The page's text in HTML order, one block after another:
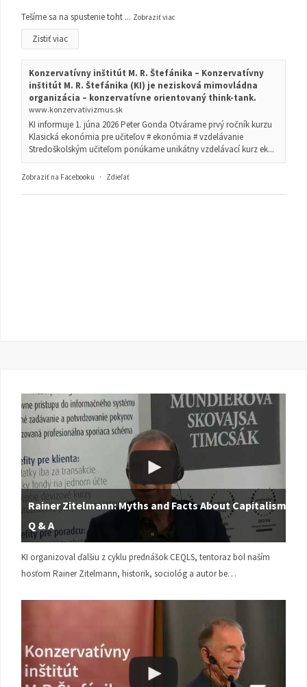
Tešíme sa na spustenie toht ... Zobraziť viac
Zistiť viac
Konzervatívny inštitút M. R. Štefánika – Konzervatívny
inštitút M. R. Štefánika (KI) je nezisková mimovládna
organizácia – konzervatívne orientovaný think-tank.
www.konzervativizmus.sk
KI informuje 1. júna 2026 Peter Gonda Otvárame prvý ročník kurzu
Klasická ekonómia pre učiteľov # ekonómia # vzdelávanie
Stredoškolským učiteľom ponúkame unikátny vzdelávací kurz ek...
Zobraziť na Facebooku · Zdieľať
Rainer Zitelmann: Myths and Facts About Capitalism |
Q & A
KI organizoval ďalšiu z cyklu prednášok CEQLS, tentoraz bol naším
hosťom Rainer Zitelmann, historik, sociológ a autor be…